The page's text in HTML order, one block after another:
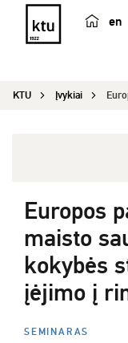
en
KTU Įvykiai Europos
Europos
maisto
kokybės
įėjimo į
SEMINARAS